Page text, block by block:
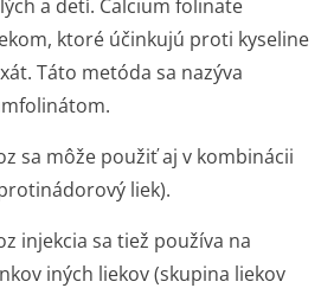
a detí. Calcium folinate
ktoré účinkujú proti kyseline
Táto metóda sa nazýva
sa môže použiť aj v kombinácii
li­ek).
injekcia sa tiež používa na
iných liekov (skupina liekov